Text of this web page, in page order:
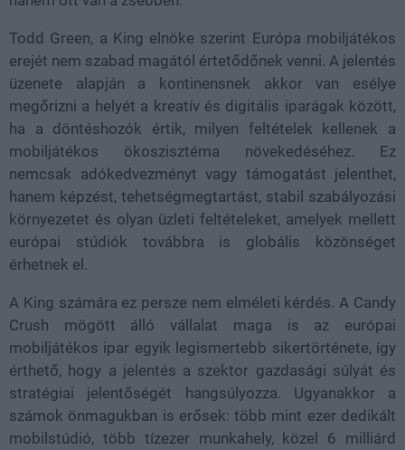
Todd Green, a King elnöke szerint Európa mobiljátékos
erejét nem szabad magától értetődőnek venni. A jelentés
üzenete alapján a kontinensnek akkor van esélye
megőrizni a helyét a kreatív és digitális iparágak között,
ha a döntéshozók értik, milyen feltételek kellenek a
mobiljátékos ökoszisztéma növekedéséhez. Ez
nemcsak adókedvezményt vagy támogatást jelenthet,
hanem képzést, tehetségmegtartást, stabil szabályozási
környezetet és olyan üzleti feltételeket, amelyek mellett
európai stúdiók továbbra is globális közönséget
érhetnek el.
A King számára ez persze nem elméleti kérdés. A Candy
Crush mögött álló vállalat maga is az európai
mobiljátékos ipar egyik legismertebb sikertörténete, így
érthető, hogy a jelentés a szektor gazdasági súlyát és
stratégiai jelentőségét hangsúlyozza. Ugyanakkor a
számok önmagukban is erősek: több mint ezer dedikált
mobilstúdió, több tízezer munkahely, közel 6 milliárd